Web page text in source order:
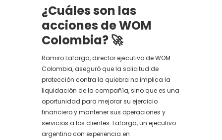
¿Cuáles son las
acciones de WOM
Colombia?🚀
Ramiro Lafarga, director ejecutivo de WOM
Colombia, aseguró que la solicitud de
protección contra la quiebra no implica la
liquidación de la compañía, sino que es una
oportunidad para mejorar su ejercicio
financiero y mantener sus operaciones y
servicios a los clientes. Lafarga, un ejecutivo
argentino con experiencia en